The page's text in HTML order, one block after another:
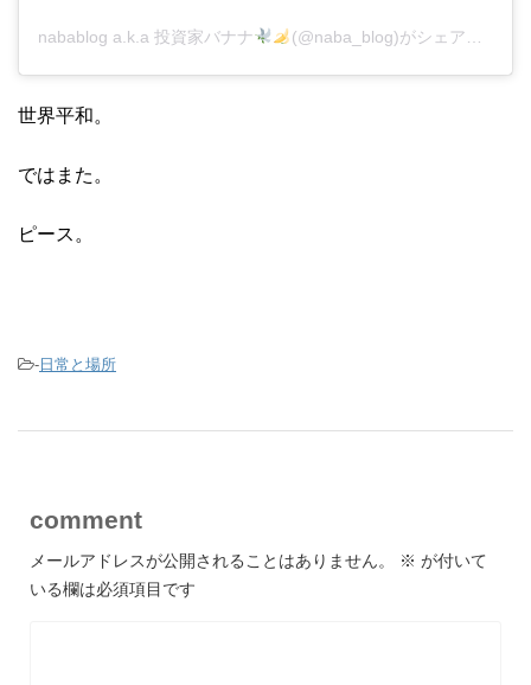
nabablog a.k.a 投資家バナナ (@naba_blog)がシェアした投稿
世界平和。
ではまた。
ピース。
-日常と場所
comment
メールアドレスが公開されることはありません。 ※ が付いて
いる欄は必須項目です